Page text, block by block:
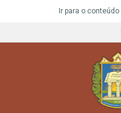
Ir para o conteúdo